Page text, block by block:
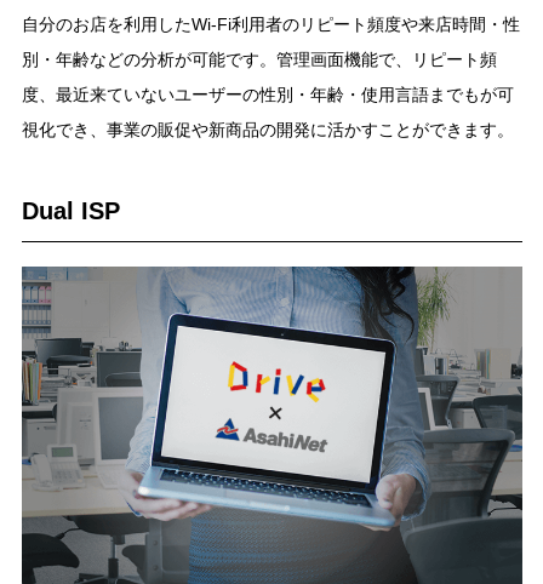
自分のお店を利用したWi-Fi利用者のリピート頻度や来店時間・性
別・年齢などの分析が可能です。管理画面機能で、リピート頻
度、最近来ていないユーザーの性別・年齢・使用言語までもが可
視化でき、事業の販促や新商品の開発に活かすことができます。
Dual ISP